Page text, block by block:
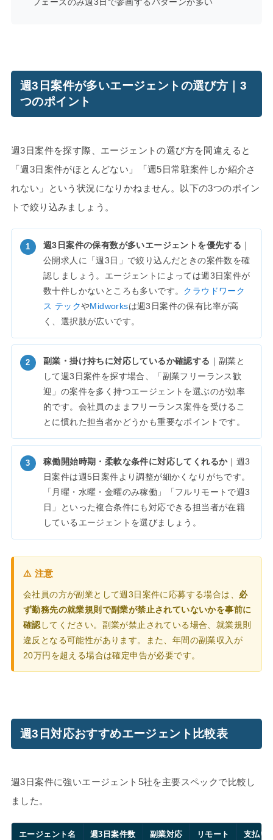
週3日案件が多いエージェントの選び方｜3
つのポイント
週3日案件を探す際、エージェントの選び方を間違えると
「週3日案件がほとんどない」「週5日常駐案件しか紹介さ
れない」という状況になりかねません。以下の3つのポイン
トで絞り込みましょう。
週3日案件の保有数が多いエージェントを優先する ｜
公開求人に「週3日」で絞り込んだときの案件数を確
認しましょう。エージェントによっては週3日案件が
数十件しかないところも多いです。 クラウドワーク
ス テックやMidworksは週3日案件の保有比率が高
く、選択肢が広いです。
副業・掛け持ちに対応しているか確認する ｜副業と
して週3日案件を探す場合、「副業フリーランス歓
迎」の案件を多く持つエージェントを選ぶのが効率
的です。会社員のままフリーランス案件を受けるこ
とに慣れた担当者かどうかも重要なポイントです。
稼働開始時期・柔軟な条件に対応してくれるか｜週3
日案件は週5日案件より調整が細かくなりがちです。
「月曜・水曜・金曜のみ稼働」「フルリモートで週3
日」といった複合条件にも対応できる担当者が在籍
しているエージェントを選びましょう。
⚠️ 注意
会社員の方が副業として週3日案件に応募する場合は、 必
ず勤務先の就業規則で副業が禁止されていないかを事前に
確認 してください。副業が禁止されている場合、就業規則
違反となる可能性があります。また、年間の副業収入が
20万円を超える場合は確定申告が必要です。
週3日対応おすすめエージェント比較表
週3日案件に強いエージェント5社を主要スペックで比較し
ました。
エージェント名 週3日案件数 副業対応 リモート 支払い